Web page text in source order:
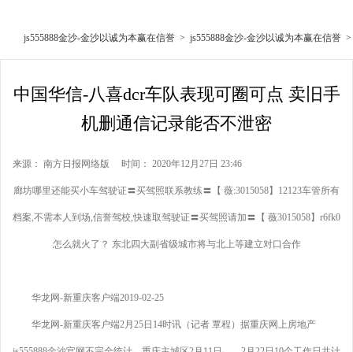
js555888金沙-金沙以诚为本赢在信誉 > js555888金沙-金沙以诚为本赢在信誉
中国华信-八喜dcr车队表现可圈可点 卖旧手
机删通信记录能否不泄密
来源： 南方日报网络版 时间： 2020年12月27日 23:46
廊坊哪里还能买小车驾驶证〓买驾照联系教练〓【 薇:3015058】12123车管所有
档案,不需本人到场,信誉驾校,快速取驾驶证〓买驾照请加〓【 薇3015058】r6fk0
怎么就火了？ 东北四大副省级城市将与北上等建立对口合作
华龙网-新重庆客户端2019-02-25
华龙网-新重庆客户端2月25日14时讯（记者 覃程）据重庆网上房地产